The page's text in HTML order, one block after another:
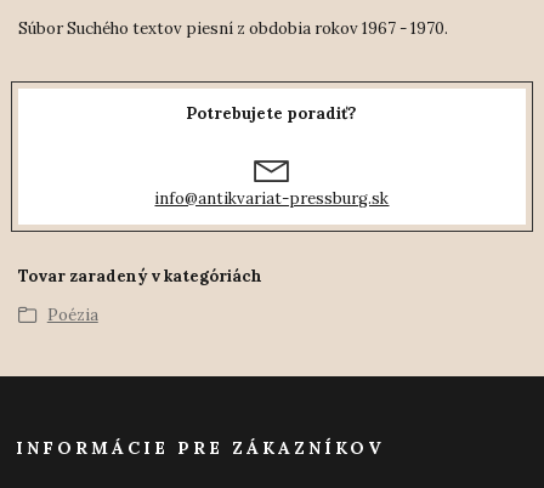
Súbor Suchého textov piesní z obdobia rokov 1967 - 1970.
Potrebujete poradiť?
info@antikvariat-pressburg.sk
Tovar zaradený v kategóriách
Poézia
INFORMÁCIE PRE ZÁKAZNÍKOV